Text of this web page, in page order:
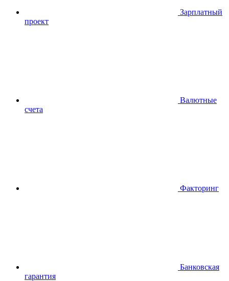
Зарплатный
проект
Валютные
счета
Факторинг
Банковская
гарантия